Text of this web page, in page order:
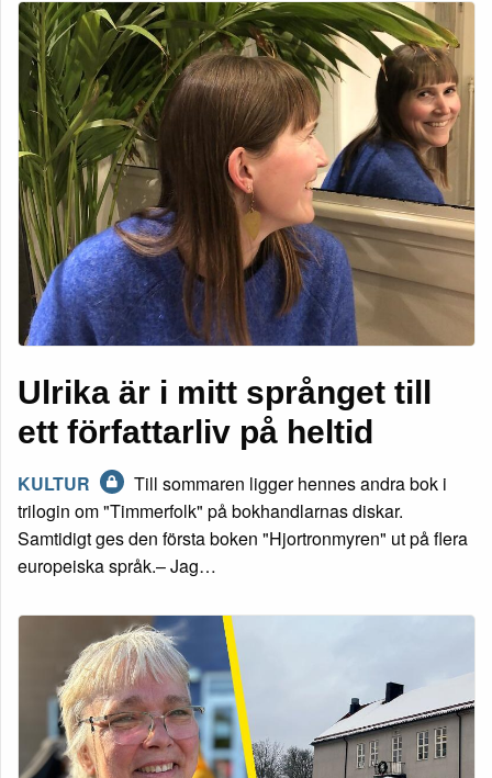
Ulrika är i mitt språnget till
ett författarliv på heltid
KULTUR
Till sommaren ligger hennes andra bok i
trilogin om "Timmerfolk" på bokhandlarnas diskar.
Samtidigt ges den första boken "Hjortronmyren" ut på flera
europeiska språk.– Jag…